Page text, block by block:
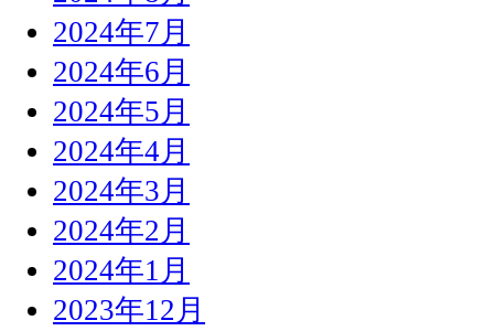
2024年7月
2024年6月
2024年5月
2024年4月
2024年3月
2024年2月
2024年1月
2023年12月